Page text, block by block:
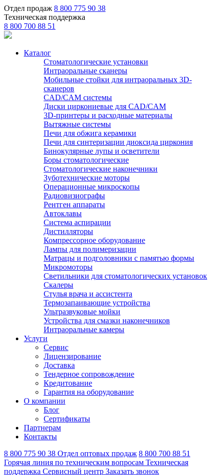
Отдел продаж 8 800 775 90 38
Техническая поддержка
8 800 700 88 51
Каталог
Стоматологические установки
Интраоральные сканеры
Мобильные стойки для интраоральных 3D-
сканеров
CAD/CAM системы
Диски циркониевые для CAD/CAM
3D-принтеры и расходные материалы
Вытяжные системы
Печи для обжига керамики
Печи для синтеризации диоксида циркония
Бинокулярные лупы и осветители
Боры стоматологические
Стоматологические наконечники
Зуботехнические моторы
Операционные микроскопы
Радиовизиографы
Рентген аппараты
Автоклавы
Система аспирации
Дистилляторы
Компрессорное оборудование
Лампы для полимеризации
Матрацы и подголовники с памятью формы
Микромоторы
Светильники для стоматологических установок
Скалеры
Стулья врача и ассистента
Термозапаивающие устройства
Ультразвуковые мойки
Устройства для смазки наконечников
Интраоральные камеры
Услуги
Сервис
Лицензирование
Доставка
Тендерное сопровождение
Кредитование
Гарантия на оборудование
О компании
Блог
Сертификаты
Партнерам
Контакты
8 800 775 90 38 Отдел оптовых продаж 8 800 700 88 51
Горячая линия по техническим вопросам Техническая
поддержка Сервисный центр Заказать звонок